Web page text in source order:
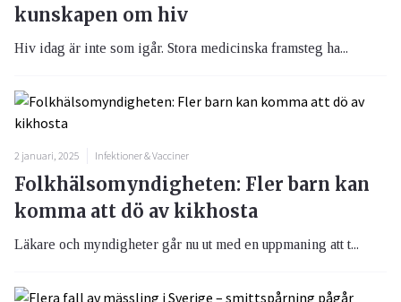
kunskapen om hiv
Hiv idag är inte som igår. Stora medicinska framsteg ha...
2 januari, 2025 Infektioner & Vacciner
Folkhälsomyndigheten: Fler barn kan
komma att dö av kikhosta
Läkare och myndigheter går nu ut med en uppmaning att t...